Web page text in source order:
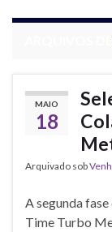
MAIO
18
Arquivado sob
A segunda
Time Turbo